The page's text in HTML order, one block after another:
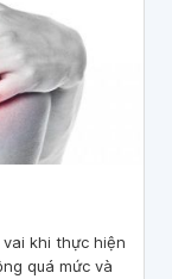
khi thực hiện
quá mức và